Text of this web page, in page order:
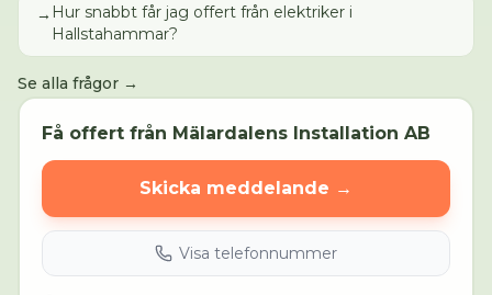
→ Hur snabbt får jag offert från elektriker i
Hallstahammar?
Se alla frågor →
Få offert från Mälardalens Installation AB
Skicka meddelande →
Visa telefonnummer